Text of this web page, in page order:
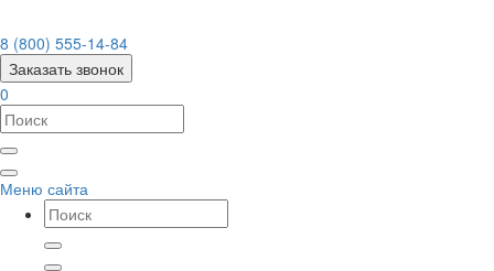
8 (800) 555-14-84
Заказать звонок
0
Меню сайта